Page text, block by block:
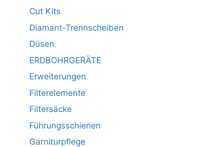
Cut Kits
Diamant-Trennscheiben
Düsen
ERDBOHRGERÄTE
Erweiterungen
Filterelemente
Filtersäcke
Führungsschienen
Garniturpflege